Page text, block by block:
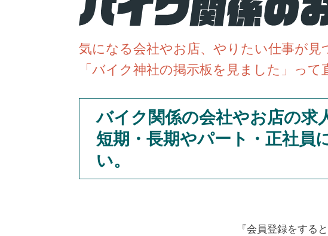
気になる会社やお店、やりたい仕事が見
「バイク神社の掲示板を見ました」っ
バイク関係の会社やお店の求
短期・長期やパート・正社員
い。
『会員登録をする